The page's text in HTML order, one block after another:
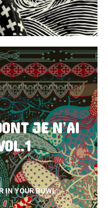
JE N’AI
IN YOUR BOWL